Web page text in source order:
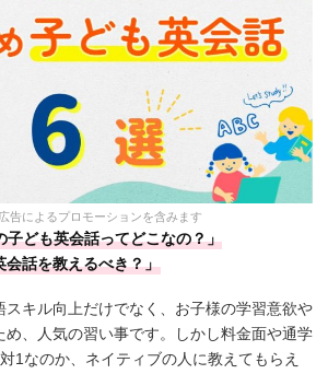
告によるプロモーションを含みます
子ども英会話ってどこなの？」
会話を教えるべき？」
スキル向上だけでなく、お子様の学習意欲や
め、人気の習い事です。しかし料金面や通学
1なのか、ネイティブの人に教えてもらえ